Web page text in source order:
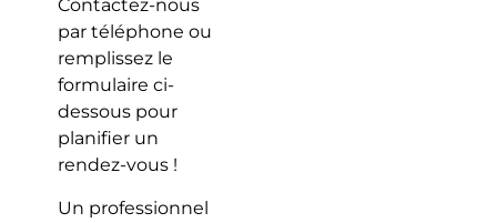
Contactez-nous
par téléphone ou
remplissez le
formulaire ci-
dessous pour
planifier un
rendez-vous !
Un professionnel